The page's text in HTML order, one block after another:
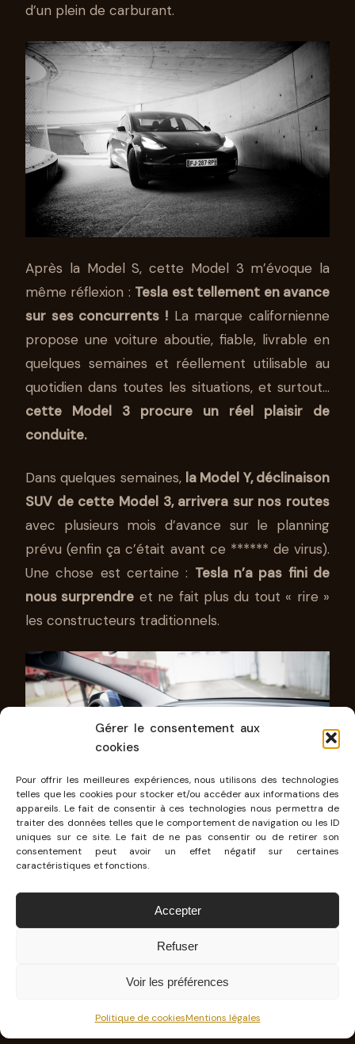
Gérer le consentement aux
cookies
Pour offrir les meilleures expériences, nous utilisons des technologies
telles que les cookies pour stocker et/ou accéder aux informations des
appareils. Le fait de consentir à ces technologies nous permettra de
traiter des données telles que le comportement de navigation ou les ID
uniques sur ce site. Le fait de ne pas consentir ou de retirer son
consentement peut avoir un effet négatif sur certaines
caractéristiques et fonctions.
Accepter
Refuser
Voir les préférences
Politique de cookiesMentions légales
d’un plein de carburant.
Après la Model S, cette Model 3 m’évoque la
même réflexion : Tesla est tellement en avance
sur ses concurrents ! La marque californienne
propose une voiture aboutie, fiable, livrable en
quelques semaines et réellement utilisable au
quotidien dans toutes les situations, et surtout…
cette Model 3 procure un réel plaisir de
conduite.
Dans quelques semaines, la Model Y, déclinaison
SUV de cette Model 3, arrivera sur nos routes
avec plusieurs mois d’avance sur le planning
prévu (enfin ça c’était avant ce ****** de virus).
Une chose est certaine : Tesla n’a pas fini de
nous surprendre et ne fait plus du tout « rire »
les constructeurs traditionnels.